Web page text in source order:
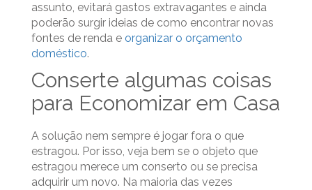
assunto, evitará gastos extravagantes e ainda
poderão surgir ideias de como encontrar novas
fontes de renda e organizar o orçamento
doméstico.
Conserte algumas coisas
para Economizar em Casa
A solução nem sempre é jogar fora o que
estragou. Por isso, veja bem se o objeto que
estragou merece um conserto ou se precisa
adquirir um novo. Na maioria das vezes